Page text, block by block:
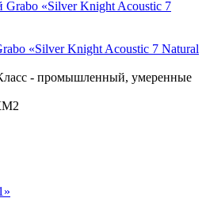
«Silver Knight Acoustic 7 Natural
- промышленный, умеренные